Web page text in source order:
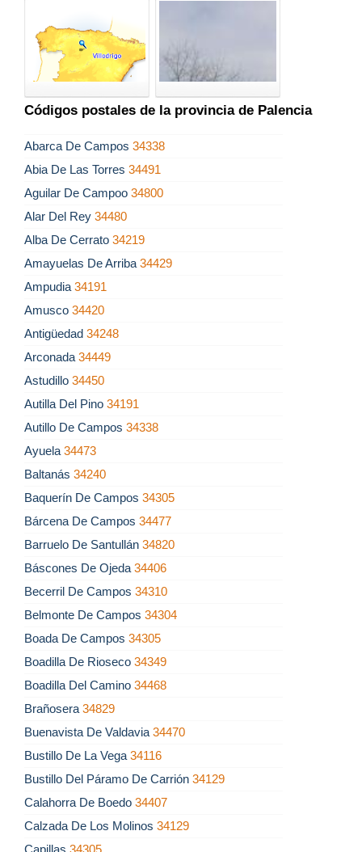
Códigos postales de la provincia de Palencia
Abarca De Campos 34338
Abia De Las Torres 34491
Aguilar De Campoo 34800
Alar Del Rey 34480
Alba De Cerrato 34219
Amayuelas De Arriba 34429
Ampudia 34191
Amusco 34420
Antigüedad 34248
Arconada 34449
Astudillo 34450
Autilla Del Pino 34191
Autillo De Campos 34338
Ayuela 34473
Baltanás 34240
Baquerín De Campos 34305
Bárcena De Campos 34477
Barruelo De Santullán 34820
Báscones De Ojeda 34406
Becerril De Campos 34310
Belmonte De Campos 34304
Boada De Campos 34305
Boadilla De Rioseco 34349
Boadilla Del Camino 34468
Brañosera 34829
Buenavista De Valdavia 34470
Bustillo De La Vega 34116
Bustillo Del Páramo De Carrión 34129
Calahorra De Boedo 34407
Calzada De Los Molinos 34129